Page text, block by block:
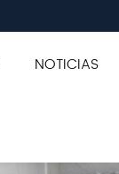
NOTICIAS